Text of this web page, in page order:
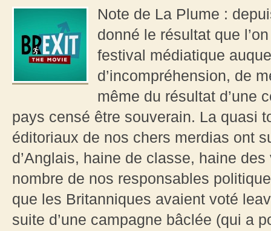
Note de La Plume :
donné le résultat que
festival médiatique
d’incompréhension, de
même du résultat d’une
pays censé être souverain. La quasi
éditoriaux de nos chers merdias ont
d’Anglais, haine de classe, haine
nombre de nos responsables
que les Britanniques avaient voté
suite d’une campagne bâclée (qui a